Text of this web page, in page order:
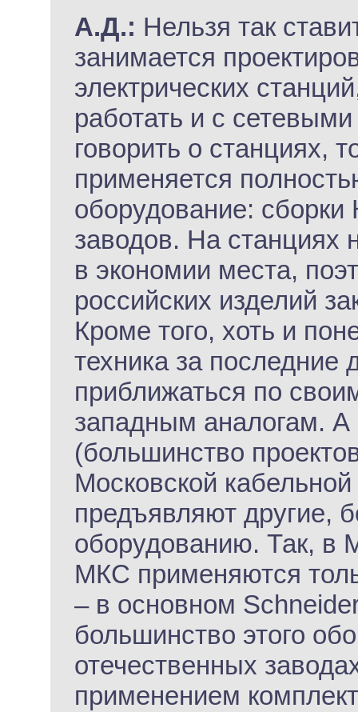
А.Д.: Нельзя так
занимается
электрических
работать и с
говорить о станциях,
применяется
оборудование:
заводов. На станциях
в экономии места,
российских изделий
Кроме того, хоть и
техника за последние
приближаться по
западным аналогам. А
(большинство
Московской
предъявляют другие,
оборудованию. Так, в
МКС применяются
– в основном
большинство этого
отечественных
применением